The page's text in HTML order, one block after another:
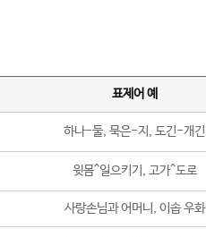
표제어 예
하나-둘, 묵은-지, 도긴-개긴
윗몸^일으키기, 고가^도로
사랑손님과 어머니, 이솝 우화